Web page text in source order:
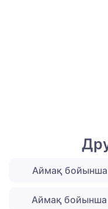
Аймақ бойынша
Аймақ бойынша